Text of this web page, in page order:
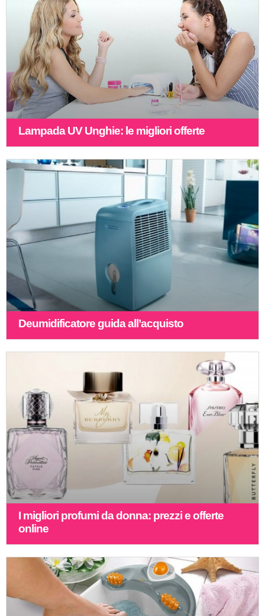
Lampada UV Unghie: le migliori offerte
Deumidificatore guida all’acquisto
I migliori profumi da donna: prezzi e offerte
online